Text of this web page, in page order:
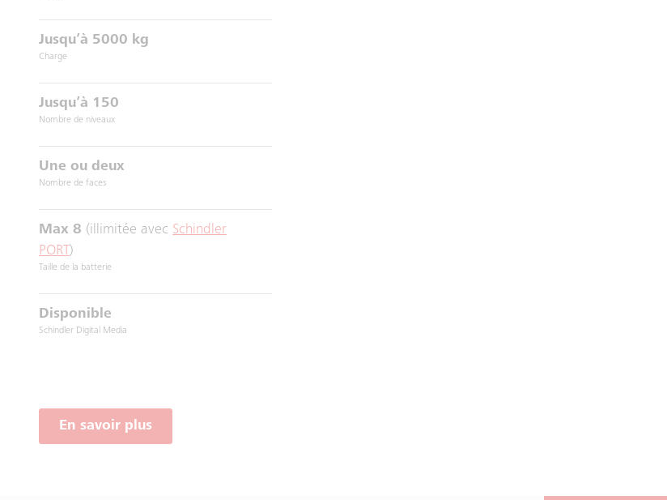
Jusqu’à 5000 kg
Charge
Jusqu’à 150
Nombre de niveaux
Une ou deux
Nombre de faces
Max 8 (illimitée avec Schindler
PORT )
Taille de la batterie
Disponible
Schindler Digital Media
En savoir plus